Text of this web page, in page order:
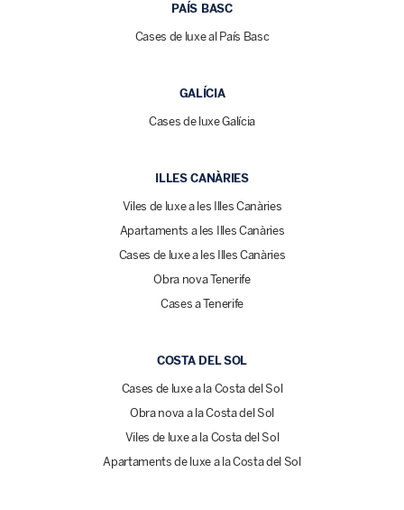
PAÍS BASC
Cases de luxe al País Basc
GALÍCIA
Cases de luxe Galícia
ILLES CANÀRIES
Viles de luxe a les Illes Canàries
Apartaments a les Illes Canàries
Cases de luxe a les Illes Canàries
Obra nova Tenerife
Cases a Tenerife
COSTA DEL SOL
Cases de luxe a la Costa del Sol
Obra nova a la Costa del Sol
Viles de luxe a la Costa del Sol
Apartaments de luxe a la Costa del Sol